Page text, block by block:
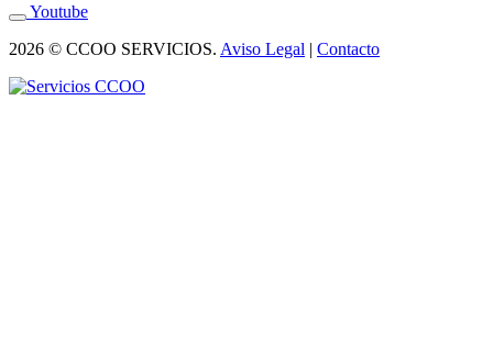
Youtube
2026 © CCOO SERVICIOS. Aviso Legal | Contacto